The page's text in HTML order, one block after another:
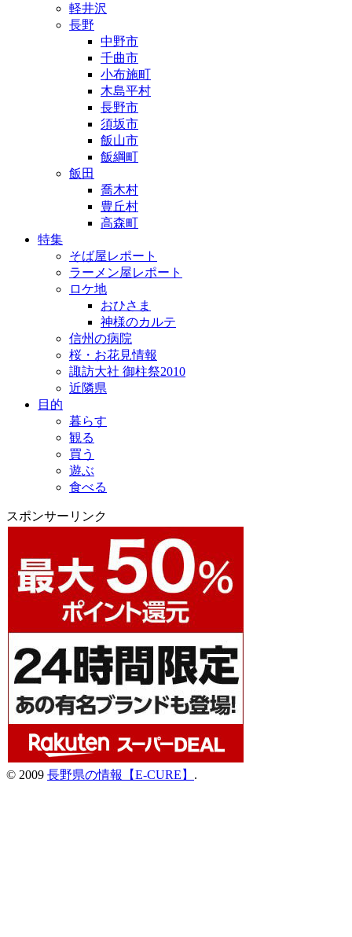
軽井沢
長野
中野市
千曲市
小布施町
木島平村
長野市
須坂市
飯山市
飯綱町
飯田
喬木村
豊丘村
高森町
特集
そば屋レポート
ラーメン屋レポート
ロケ地
おひさま
神様のカルテ
信州の病院
桜・お花見情報
諏訪大社 御柱祭2010
近隣県
目的
暮らす
観る
買う
遊ぶ
食べる
スポンサーリンク
© 2009 長野県の情報【E-CURE】 .